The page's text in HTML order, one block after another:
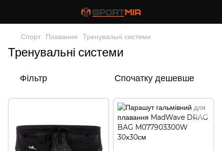
Спорт Плавання Тренувальні системи
Тренувальні системи
Фільтр Спочатку дешевше